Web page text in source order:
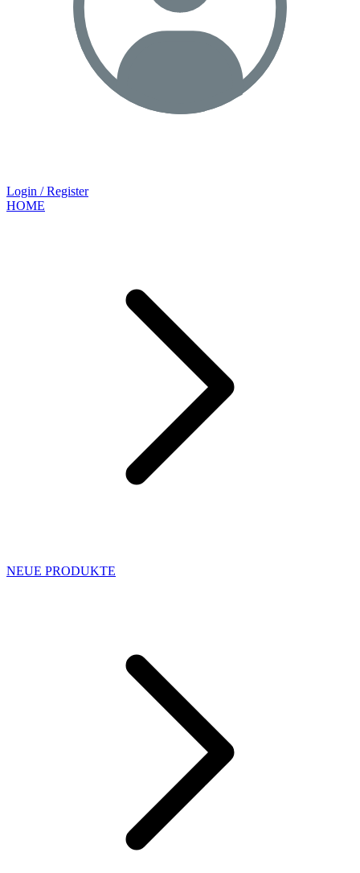
Login / Register
HOME
NEUE PRODUKTE